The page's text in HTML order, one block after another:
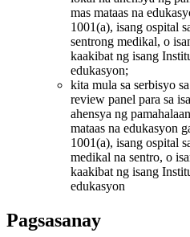
mas mataas na
1001(a), isang ospital
sentrong medikal, o
kaakibat ng isang
edukasyon;
kita mula sa serbisyo
review panel para sa
ahensya ng
mataas na edukasyon
1001(a), isang ospital
medikal na sentro, o
kaakibat ng isang
edukasyon
Pagsasanay